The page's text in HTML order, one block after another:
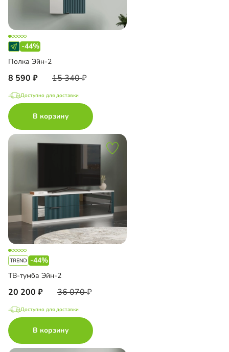
-44%
Полка Эйн-2
8 590 15 340
Доступно для доставки
В корзину
-44%
ТВ-тумба Эйн-2
20 200 36 070
Доступно для доставки
В корзину